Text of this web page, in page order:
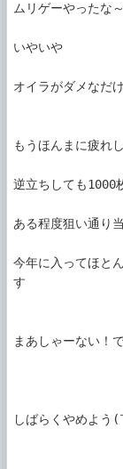
ムリゲーやったな
いやいや
オイラがダメなだ
もうほんまに疲れ
逆立ちしても1000
ある程度狙い通り
今年に入ってほと
す
まあしゃーない！
しばらくやめよう